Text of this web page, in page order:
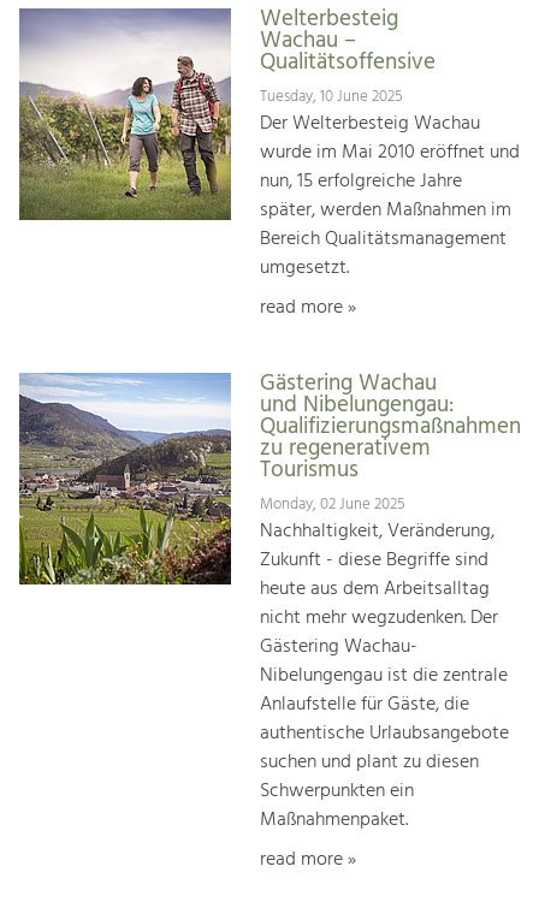
Welterbesteig
Wachau –
Qualitätsoffensive
Tuesday, 10 June 2025
Der Welterbesteig Wachau
wurde im Mai 2010 eröffnet und
nun, 15 erfolgreiche Jahre
später, werden Maßnahmen im
Bereich Qualitätsmanagement
umgesetzt.
read more »
Gästering Wachau
und Nibelungengau:
Qualifizierungsmaßnahmen
zu regenerativem
Tourismus
Monday, 02 June 2025
Nachhaltigkeit, Veränderung,
Zukunft - diese Begriffe sind
heute aus dem Arbeitsalltag
nicht mehr wegzudenken. Der
Gästering Wachau-
Nibelungengau ist die zentrale
Anlaufstelle für Gäste, die
authentische Urlaubsangebote
suchen und plant zu diesen
Schwerpunkten ein
Maßnahmenpaket.
read more »